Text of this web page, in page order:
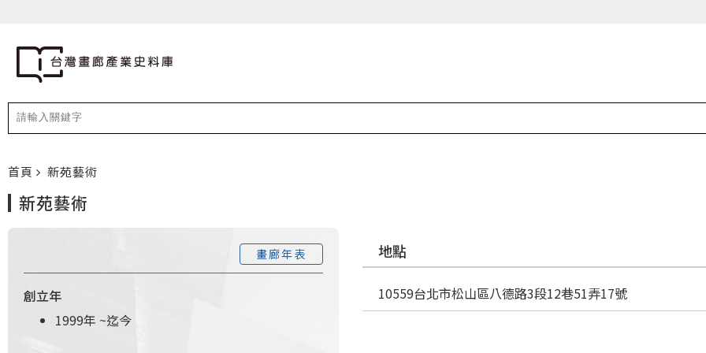
首頁 新苑藝術
新苑藝術
畫廊年表
創立年
1999年 ~迄今
地點
10559台北市松山區八德路3段12巷51弄17號